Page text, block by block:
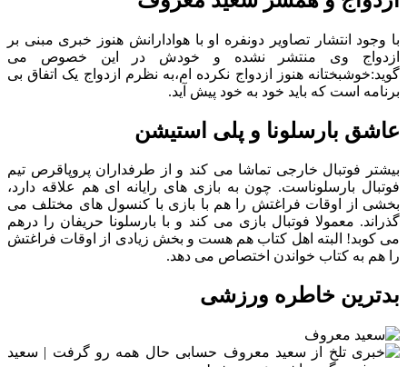
با وجود انتشار تصاویر دونفره او با هوادارانش هنوز خبری مبنی بر
ازدواج وی منتشر نشده و خودش در این خصوص می
گوید:خوشبختانه هنوز ازدواج نکرده ام،به نظرم ازدواج یک اتفاق بی
برنامه است که باید خود به خود پیش آید.
عاشق بارسلونا و پلی استیشن
بیشتر فوتبال خارجی تماشا می کند و از طرفداران پروپاقرص تیم
فوتبال بارسلوناست. چون به بازی های رایانه ای هم علاقه دارد،
بخشی از اوقات فراغتش را هم با بازی با کنسول های مختلف می
گذراند. معمولا فوتبال بازی می کند و با بارسلونا حریفان را درهم
می کوبد! البته اهل کتاب هم هست و بخش زیادی از اوقات فراغتش
را هم به کتاب خواندن اختصاص می دهد.
بدترین خاطره ورزشی